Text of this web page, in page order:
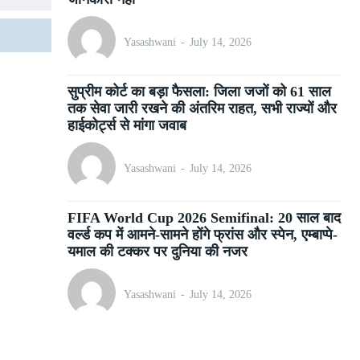
Yasashwani - July 14, 2026
सुप्रीम कोर्ट का बड़ा फैसला: जिला जजों को 61 साल
तक सेवा जारी रखने की अंतरिम राहत, सभी राज्यों और
हाईकोर्ट्स से मांगा जवाब
Yasashwani - July 14, 2026
FIFA World Cup 2026 Semifinal: 20 साल बाद
वर्ल्ड कप में आमने-सामने होंगे फ्रांस और स्पेन, एम्बाप्पे-
यमाल की टक्कर पर दुनिया की नजर
Yasashwani - July 14, 2026